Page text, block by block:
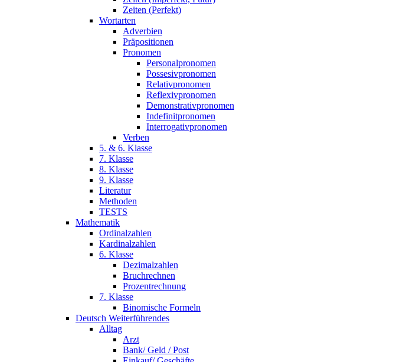
Zeiten (Perfekt)
Wortarten
Adverbien
Präpositionen
Pronomen
Personalpronomen
Possesivpronomen
Relativpronomen
Reflexivpronomen
Demonstrativpronomen
Indefinitpronomen
Interrogativpronomen
Verben
5. & 6. Klasse
7. Klasse
8. Klasse
9. Klasse
Literatur
Methoden
TESTS
Mathematik
Ordinalzahlen
Kardinalzahlen
6. Klasse
Dezimalzahlen
Bruchrechnen
Prozentrechnung
7. Klasse
Binomische Formeln
Deutsch Weiterführendes
Alltag
Arzt
Bank/ Geld / Post